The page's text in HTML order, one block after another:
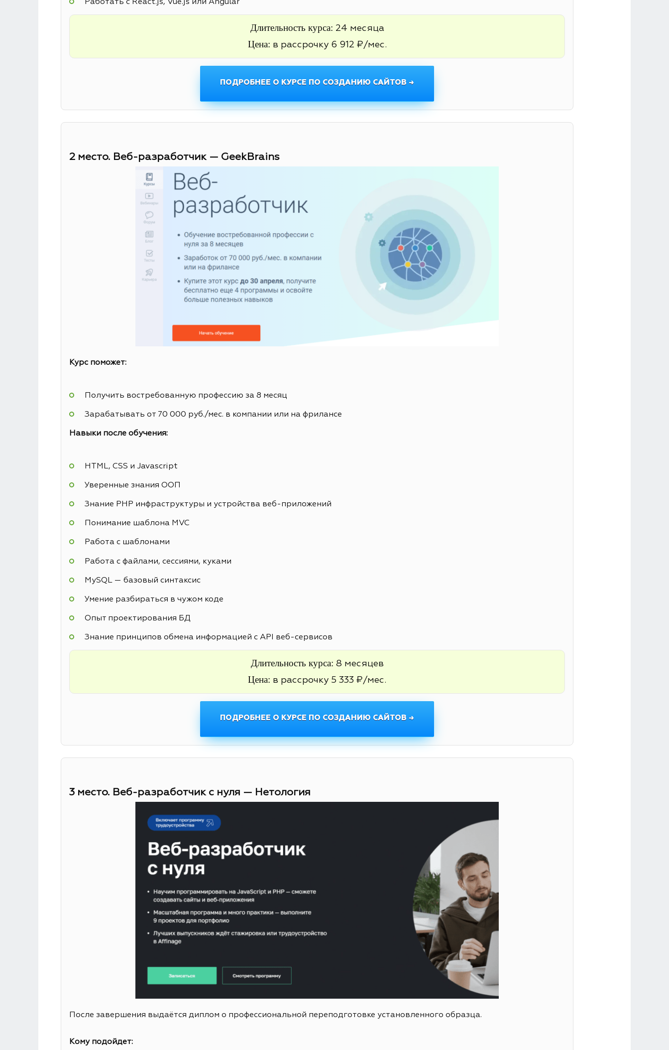
Работать с React.js, Vue.js или Angular
Длительность курса: 24 месяца
Цена: в рассрочку 6 912 ₽/мес.
ПОДРОБНЕЕ О КУРСЕ ПО СОЗДАНИЮ САЙТОВ →
2 место. Веб-разработчик — GeekBrains
Курс поможет:
Получить востребованную профессию за 8 месяц
Зарабатывать от 70 000 руб./мес. в компании или на фрилансе
Навыки после обучения:
HTML, CSS и Javascript
Уверенные знания ООП
Знание PHP инфраструктуры и устройства веб-приложений
Понимание шаблона MVC
Работа с шаблонами
Работа с файлами, сессиями, куками
MySQL — базовый синтаксис
Умение разбираться в чужом коде
Опыт проектирования БД
Знание принципов обмена информацией с API веб-сервисов
Длительность курса: 8 месяцев
Цена: в рассрочку 5 333 ₽/мес.
ПОДРОБНЕЕ О КУРСЕ ПО СОЗДАНИЮ САЙТОВ →
3 место. Веб-разработчик с нуля — Нетология
После завершения выдаётся диплом о профессиональной переподготовке установленного образца.
Кому подойдет: